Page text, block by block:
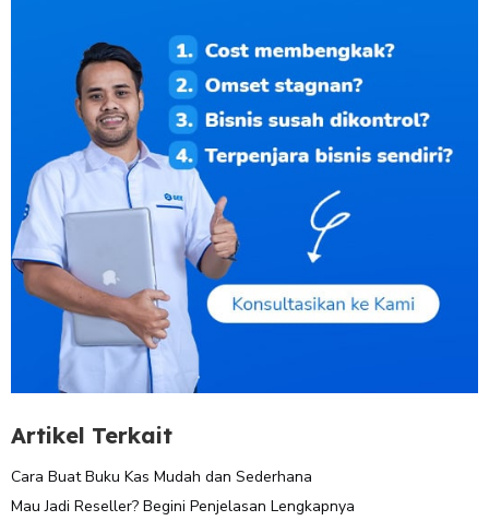
Artikel Terkait
Cara Buat Buku Kas Mudah dan Sederhana
Mau Jadi Reseller? Begini Penjelasan Lengkapnya